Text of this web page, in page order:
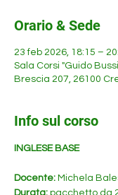
Orario & Sede
23 feb 2026, 18:15 –
Sala Corsi "Guido
Brescia 207, 26100
Info sul corso
INGLESE BASE
Docente: Michela
Durata: pacchetto da